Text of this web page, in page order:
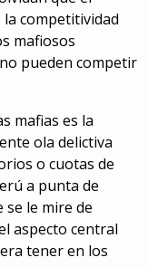
competitividad
mafiosos
pueden competir
mafias es la
ola delictiva
o cuotas de
a punta de
se le mire de
aspecto central
tener en los